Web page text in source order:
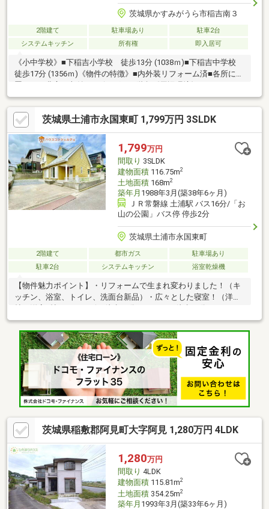
茨城県かすみがうら市稲吉南３
2階建て 駐車場あり
駐車2台
システムキッチン
所有権 即入居可
《小中学校》■下稲吉小学校 徒歩13分 (1038ｍ)■下稲吉中学校
徒歩17分 (1356ｍ)《物件の特徴》■内外装リフォーム済■各所に配
で徒歩11分■ミニストップまで徒歩6分■公園まで徒歩9分《ひだま
りハウスのお家探し》（1）当社提携銀行ご紹介・変動金利0.53％
～（最低金利基準）、団体信用生命保険（全疾病と5つの重大疾病
保証付）（2）自己資金0円、勤続1年未満、産休・育休中、確定
申告等の住宅購入サポート（3）諸費用ローン・おまとめローンの
ご紹介
茨城県土浦市永国東町 1,799万円 3SLDK
1,799万円
間取り 3SLDK
建物面積116.75m2
土地面積168m2
築年月 1988年3月(築38年6ヶ月)
ＪＲ常磐線 土浦駅 バス16分/「お
山の公園」バス停 停歩2分
茨城県土浦市永国東町
2階建て 都市ガス
駐車場あり
駐車2台
システムキッチン 浴室乾燥機
【物件魅力ポイント】・リフォームで生まれ変わりました！（キ
ッチン、浴室、トイレ、洗面台新品）・広々とした寝室！（洋室9
グストア徒歩14分！生活しやすい環境☆①他社様でローンが×！
②勤務１年未満！③他で借りてる 大丈夫です♪ローンでお困り
の方、是非ご相談下さい！☆他にもご興味のある物件がございま
したら、その日に数軒ご案内も可能です♪ お気軽にお申し出くだ
さい。☆資料請求・ご見学予約は【オレンジのボタン】 ネット
予約は赤の【見学予約】ボタン お急ぎの方は【029-284-1211】
までお電話下さい♪
茨城県稲敷郡阿見町大字阿見 1,280万円 4LDK
1,280万円
間取り 4LDK
建物面積115.81m2
土地面積354.25m2
築年月 1993年3月(築33年6ヶ月)